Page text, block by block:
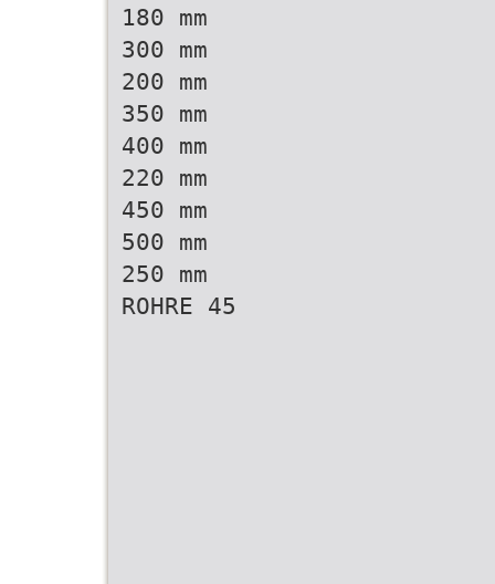
180 mm
300 mm
200 mm
350 mm
400 mm
220 mm
450 mm
500 mm
250 mm
ROHRE 45